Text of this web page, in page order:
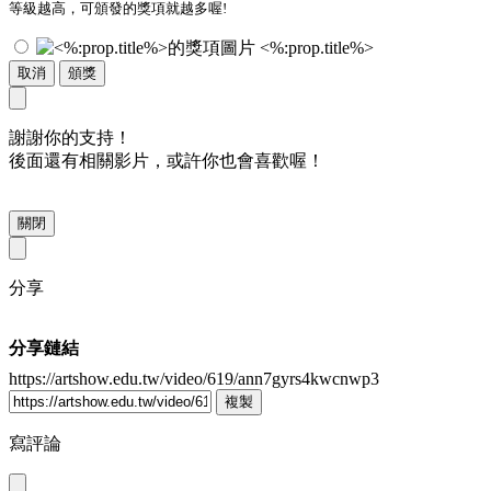
等級越高，可頒發的獎項就越多喔!
<%:prop.title%>
取消 頒獎
謝謝你的支持！
後面還有相關影片，或許你也會喜歡喔！
關閉
分享
分享鏈結
https://artshow.edu.tw/video/619/ann7gyrs4kwcnwp3
複製
寫評論